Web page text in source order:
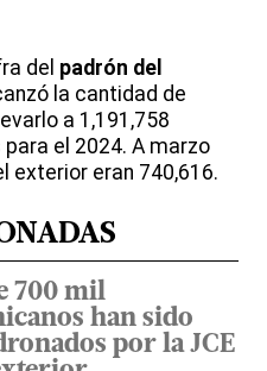
del padrón del
la cantidad de
a 1,191,758
el 2024. A marzo
exterior eran 740,616.
700 mil
han sido
por la JCE